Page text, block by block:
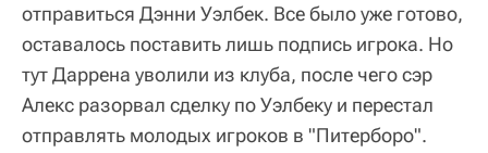
отправиться Дэнни Уэлбек. Все было уже готово,
оставалось поставить лишь подпись игрока. Но
тут Даррена уволили из клуба, после чего сэр
Алекс разорвал сделку по Уэлбеку и перестал
отправлять молодых игроков в "Питерборо".